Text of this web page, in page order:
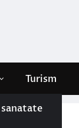
sanatate
Turism